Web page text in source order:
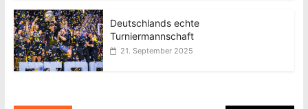
Deutschlands echte
Turniermannschaft
21. September 2025